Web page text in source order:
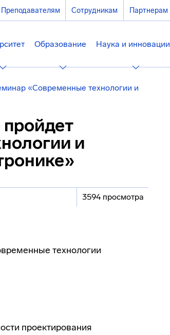
Преподавателям Сотрудникам Партнерам
Образование Наука и инновации
«Современные технологии и
и
3594 просмотра
технологии
проектирования